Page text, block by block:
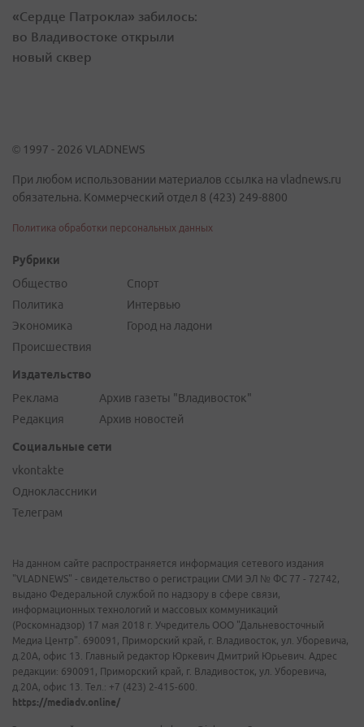
«Сердце Патрокла» забилось:
во Владивостоке открыли
новый сквер
© 1997 - 2026 VLADNEWS
При любом использовании материалов ссылка на vladnews.ru
обязательна. Коммерческий отдел 8 (423) 249-8800
Политика обработки персональных данных
Рубрики
Общество
Политика
Экономика
Происшествия
Спорт
Интервью
Город на ладони
Издательство
Реклама
Редакция
Архив газеты "Владивосток"
Архив новостей
Социальные сети
vkontakte
Одноклассники
Телеграм
На данном сайте распространяется информация сетевого издания
"VLADNEWS" - свидетельство о регистрации СМИ ЭЛ № ФС 77 - 72742,
выдано Федеральной службой по надзору в сфере связи,
информационных технологий и массовых коммуникаций
(Роскомнадзор) 17 мая 2018 г. Учредитель ООО "Дальневосточный
Медиа Центр". 690091, Приморский край, г. Владивосток, ул. Уборевича,
д.20А, офис 13. Главный редактор Юркевич Дмитрий Юрьевич. Адрес
редакции: 690091, Приморский край, г. Владивосток, ул. Уборевича,
д.20А, офис 13. Тел.: +7 (423) 2-415-600.
https://mediadv.online/